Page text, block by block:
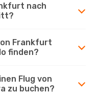
nach
Frankfurt
finden?
Flug von
zu buchen?